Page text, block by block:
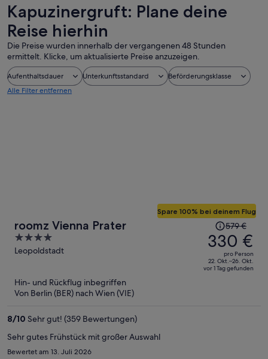
Kapuzinergruft: Plane deine
Reise hierhin
Die Preise wurden innerhalb der vergangenen 48 Stunden
ermittelt. Klicke, um aktualisierte Preise anzuzeigen.
Aufenthaltsdauer Unterkunftsstandard
Beförderungsklasse
Alle Filter entfernen
roomz Vienna Prater
4
out
5
Leopoldstadt
Spare 100% bei deinem Flug
Der
Preis
betrug
579 €,
jetzt
579 €
330 €
pro Person
22. Okt.–26. Okt.
vor 1 Tag gefunden
Hin- und Rückflug inbegriffen
Von Berlin (BER) nach Wien (VIE)
8/10 Sehr gut! (359 Bewertungen)
Sehr gutes Frühstück mit großer Auswahl
Bewertet am 13. Juli 2026